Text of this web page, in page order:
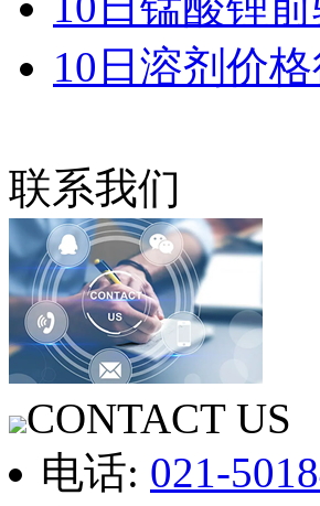
10日溶剂价
联系我们
CONTACT US
电话: 021-